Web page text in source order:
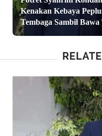
Kenakan Kebaya
Tembaga Sambil Bawa
Hermes